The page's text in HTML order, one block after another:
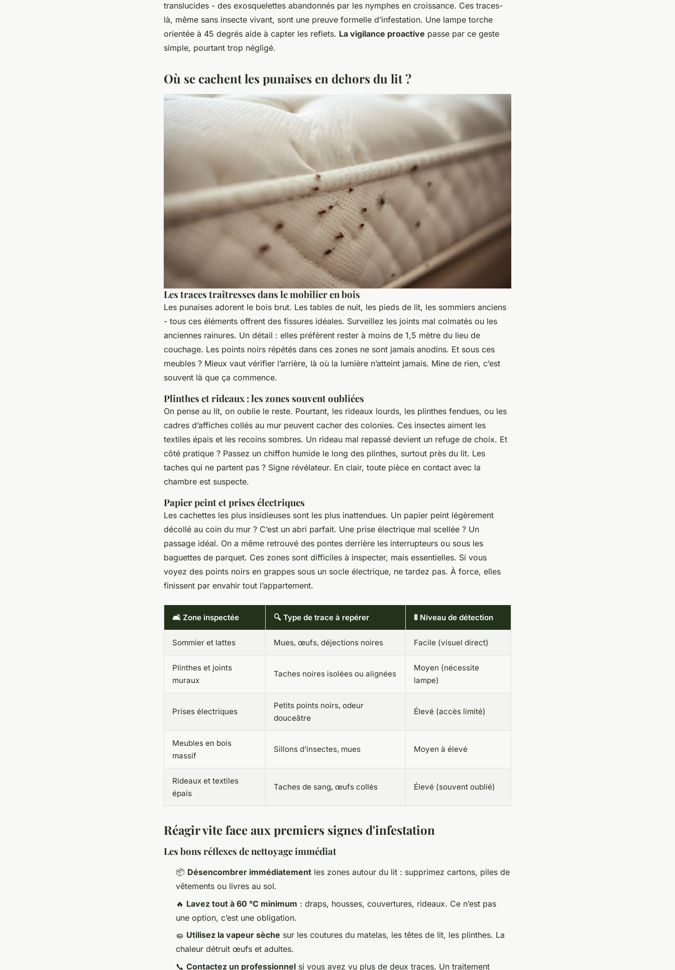
translucides - des exosquelettes abandonnés par les nymphes en croissance. Ces traces-
là, même sans insecte vivant, sont une preuve formelle d’infestation. Une lampe torche
orientée à 45 degrés aide à capter les reflets. La vigilance proactive passe par ce geste
simple, pourtant trop négligé.
Où se cachent les punaises en dehors du lit ?
Les traces traîtresses dans le mobilier en bois
Les punaises adorent le bois brut. Les tables de nuit, les pieds de lit, les sommiers anciens
- tous ces éléments offrent des fissures idéales. Surveillez les joints mal colmatés ou les
anciennes rainures. Un détail : elles préfèrent rester à moins de 1,5 mètre du lieu de
couchage. Les points noirs répétés dans ces zones ne sont jamais anodins. Et sous ces
meubles ? Mieux vaut vérifier l’arrière, là où la lumière n’atteint jamais. Mine de rien, c’est
souvent là que ça commence.
Plinthes et rideaux : les zones souvent oubliées
On pense au lit, on oublie le reste. Pourtant, les rideaux lourds, les plinthes fendues, ou les
cadres d’affiches collés au mur peuvent cacher des colonies. Ces insectes aiment les
textiles épais et les recoins sombres. Un rideau mal repassé devient un refuge de choix. Et
côté pratique ? Passez un chiffon humide le long des plinthes, surtout près du lit. Les
taches qui ne partent pas ? Signe révélateur. En clair, toute pièce en contact avec la
chambre est suspecte.
Papier peint et prises électriques
Les cachettes les plus insidieuses sont les plus inattendues. Un papier peint légèrement
décollé au coin du mur ? C’est un abri parfait. Une prise électrique mal scellée ? Un
passage idéal. On a même retrouvé des pontes derrière les interrupteurs ou sous les
baguettes de parquet. Ces zones sont difficiles à inspecter, mais essentielles. Si vous
voyez des points noirs en grappes sous un socle électrique, ne tardez pas. À force, elles
finissent par envahir tout l’appartement.
🛋️ Zone inspectée 🔍 Type de trace à repérer 🚦 Niveau de détection
Sommier et lattes Mues, œufs, déjections noires Facile (visuel direct)
Plinthes et joints
muraux
Taches noires isolées ou alignées
Moyen (nécessite
lampe)
Prises électriques
Petits points noirs, odeur
douceâtre
Élevé (accès limité)
Meubles en bois
massif
Sillons d’insectes, mues Moyen à élevé
Rideaux et textiles
épais
Taches de sang, œufs collés Élevé (souvent oublié)
Réagir vite face aux premiers signes d'infestation
Les bons réflexes de nettoyage immédiat
📦 Désencombrer immédiatement les zones autour du lit : supprimez cartons, piles de
vêtements ou livres au sol.
🔥 Lavez tout à 60 °C minimum : draps, housses, couvertures, rideaux. Ce n’est pas
une option, c’est une obligation.
🧽 Utilisez la vapeur sèche sur les coutures du matelas, les têtes de lit, les plinthes. La
chaleur détruit œufs et adultes.
📞 Contactez un professionnel si vous avez vu plus de deux traces. Un traitement